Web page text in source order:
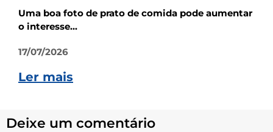
Uma boa foto de prato de comida pode aumentar
o interesse...
17/07/2026
Ler mais
Deixe um comentário